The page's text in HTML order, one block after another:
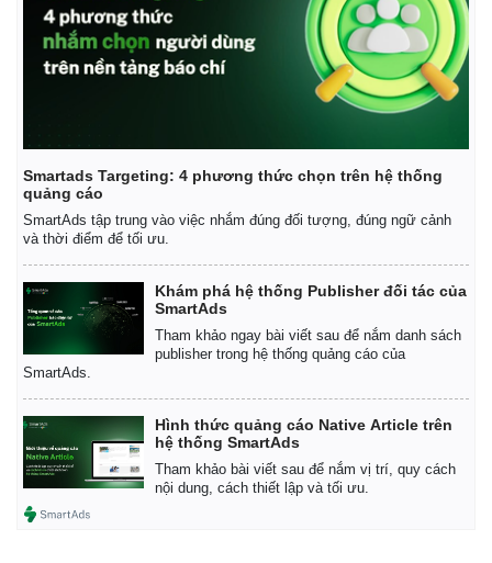
Vụ án
Tin nóng
Tư vấn luật
Quân sự - Quốc phòng
Vũ khí
Việt Nam
Smartads Targeting: 4 phương thức chọn trên hệ thống
quảng cáo
SmartAds tập trung vào việc nhắm đúng đối tượng, đúng ngữ cảnh
và thời điểm để tối ưu.
Khám phá hệ thống Publisher đối tác của
SmartAds
Tham khảo ngay bài viết sau để nắm danh sách
publisher trong hệ thống quảng cáo của
SmartAds.
Hình thức quảng cáo Native Article trên
hệ thống SmartAds
Tham khảo bài viết sau để nắm vị trí, quy cách
nội dung, cách thiết lập và tối ưu.